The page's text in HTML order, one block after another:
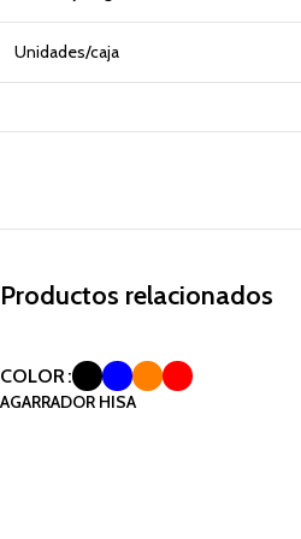
Unidades/caja
Productos relacionados
COLOR
AGARRADOR HISA